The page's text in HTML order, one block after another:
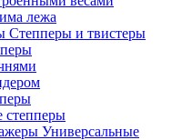
лежа
Степперы и твистеры
степперы
Универсальные